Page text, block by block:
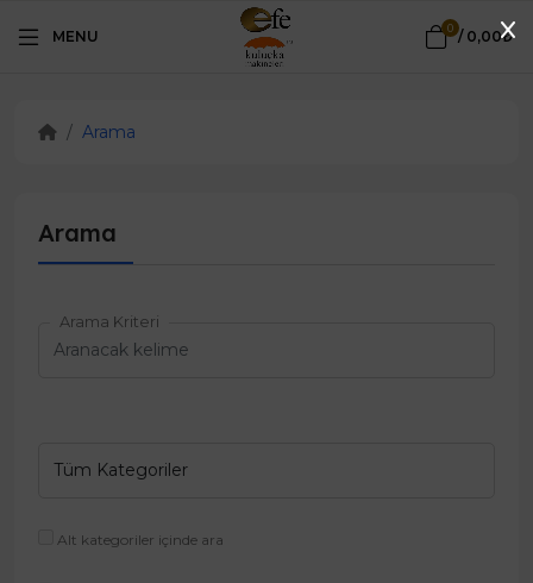
MENU 0 / 0,00₺
Arama
Arama
Arama Kriteri
Alt kategoriler içinde ara